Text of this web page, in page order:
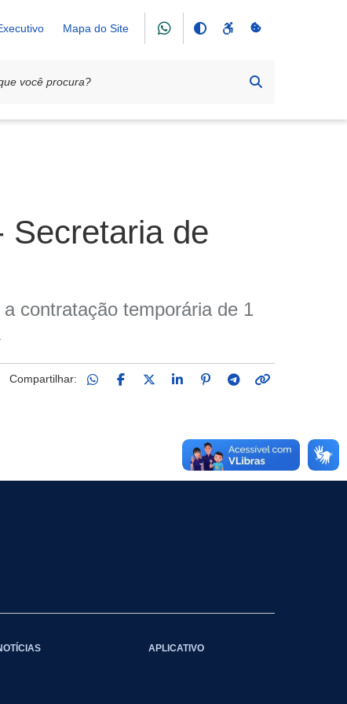
Mapa do Site
Secretaria de
contratação temporária de 1
Compartilhar:
APLICATIVO